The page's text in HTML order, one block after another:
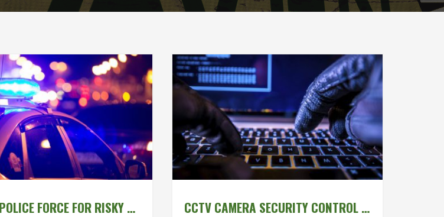
WE CALL POLICE FORCE FOR RISKY OPERATION CCTV CAMERA SECURITY CONTROL BOX